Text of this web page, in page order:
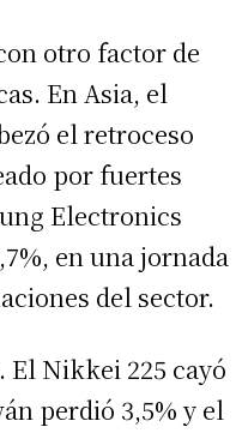
otro factor de
En Asia, el
el retroceso
por fuertes
Electronics
en una jornada
del sector.
El Nikkei 225 cayó
perdió 3,5% y el